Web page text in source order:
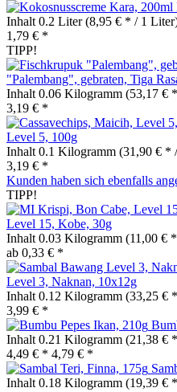
Inhalt 0.2 Liter(8,95 € * / 1
1,79 € *
TIPP!
"Palembang", gebraten, Tiga
Inhalt 0.06 Kilogramm (53,17 €
3,19 € *
Level 5, 100g
Inhalt 0.1 Kilogramm (31,90 € *
3,19 € *
Kunden haben sich ebenfalls
TIPP!
Level 15, Kobe, 30g
Inhalt 0.03 Kilogramm (11,00 €
ab 0,33 € *
Level 3, Naknan, 10x12g
Inhalt 0.12 Kilogramm (33,25 €
3,99 € *
Inhalt 0.21 Kilogramm (21,38 €
4,49 € * 4,79 € *
Inhalt 0.18 Kilogramm (19,39 €